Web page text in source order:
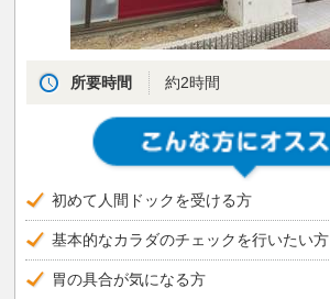
所要時間 約2時間
初めて人間ドックを受ける方
基本的なカラダのチェックを行いたい方
胃の具合が気になる方